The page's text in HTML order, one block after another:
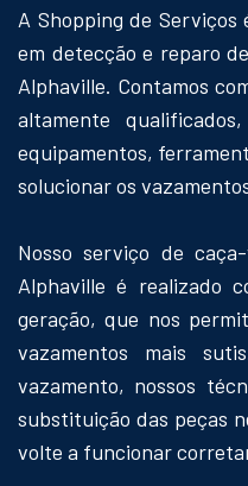
A Shopping de Serviços
em detecção e reparo
Alphaville. Contamos
altamente
equipamentos,
solucionar os
Nosso serviço de
Alphaville é realizado
geração, que nos
vazamentos mais
vazamento, nossos
substituição das peças
volte a funcionar